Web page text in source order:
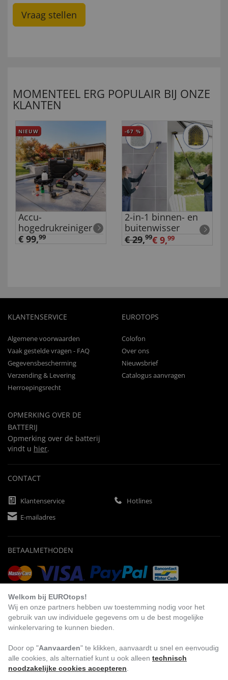
Vraag stellen
MOMENTEEL ERG POPULAIR BIJ ONZE
KLANTEN
NIEUW
Accu-
hogedrukreiniger
€ 99,99
-67 %
2-in-1 binnen- en
buitenwisser
€ 29,99€ 9,99
KLANTENSERVICE
Algemene voorwaarden
Vaak gestelde vragen - FAQ
Gegevensbescherming
Verzending & Levering
Herroepingsrecht
OPMERKING OVER DE
BATTERIJ
Opmerking over de batterij
vindt u hier.
EUROTOPS
Colofon
Over ons
Nieuwsbrief
Catalogus aanvragen
CONTACT
Klantenservice
Hotlines
E-mailadres
BETAALMETHODEN
BEZOEK ONS
Welkom bij EUROtops!
Wij en onze partners hebben uw toestemming nodig voor het
gebruik van uw individuele gegevens om u de best mogelijke
winkelervaring te kunnen bieden.
Door op "Aanvaarden" te klikken, aanvaardt u snel en eenvoudig
alle cookies, als alternatief kunt u ook alleen technisch
noodzakelijke cookies accepteren